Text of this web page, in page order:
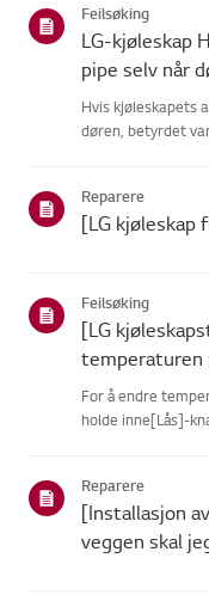
Feilsøking
LG-kjøleskap
pipe selv når
Hvis kjøleskapets
døren, betyrdet
Reparere
[LG kjøleskap
Feilsøking
[LG
temperaturen
For å endre
holde inne[Lås]-
og ...
Reparere
[Installasjon
veggen skal